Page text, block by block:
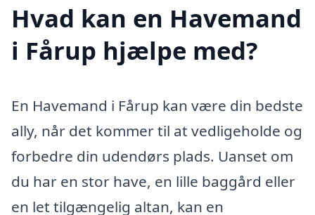
Hvad kan en Havemand
i Fårup hjælpe med?
En Havemand i Fårup kan være din bedste
ally, når det kommer til at vedligeholde og
forbedre din udendørs plads. Uanset om
du har en stor have, en lille baggård eller
en let tilgængelig altan, kan en